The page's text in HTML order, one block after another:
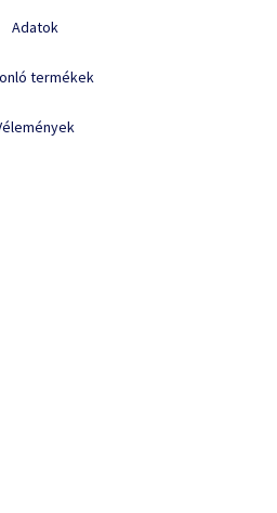
Adatok
termékek